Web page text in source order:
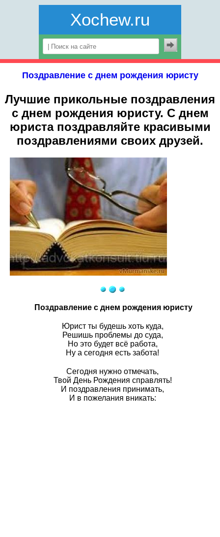
Xochew.ru
Поздравление с днем рождения юристу
Лучшие прикольные поздравления
с днем рождения юристу. С днем
юриста поздравляйте красивыми
поздравлениями своих друзей.
Поздравление с днем рождения юристу
Юрист ты будешь хоть куда,
Решишь проблемы до суда,
Но это будет всё работа,
Ну а сегодня есть забота!
Сегодня нужно отмечать,
Твой День Рождения справлять!
И поздравления принимать,
И в пожелания вникать: